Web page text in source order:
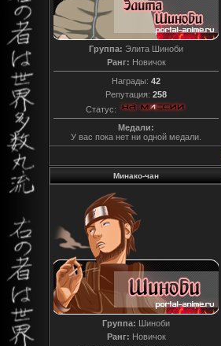
Группа: Элита Шиноби
Ранг: Новичок
Награды: 42
Репутация: 258
Статус:
Медали:
У вас пока нет ни одной медали.
Минако-чан
Группа: Шиноби
Ранг: Новичок